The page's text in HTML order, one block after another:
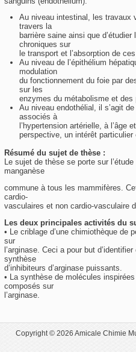
Au niveau intestinal, les travaux
travers la
barrière saine ainsi que
chroniques sur
le transport et l’absorption de
Au niveau de l’épithélium
modulation
du fonctionnement du foie par
sur les
enzymes du métabolisme et
Au niveau endothélial, il s’agit
associés à
l’hypertension artérielle, à
perspective, un intérêt
Résumé du sujet de thèse :
Le sujet de thèse se porte sur
manganèse
commune à tous les mammifères.
cardio-
vasculaires et non cardio-vasculaire
Les deux principales activités du
• Le criblage d’une chimiothèque
sur
l’arginase. Ceci a pour but
synthèse
d’inhibiteurs d’arginase puissants.
• La synthèse de molécules
composés sur
l’arginase.
Copyright © 2026 Amicale Chimie